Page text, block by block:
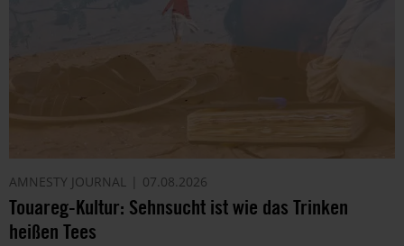
AMNESTY JOURNAL 07.08.2026
Touareg-Kultur: Sehnsucht ist wie das Trinken
heißen Tees